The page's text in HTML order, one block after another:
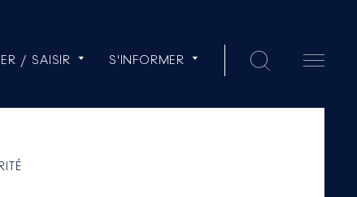
/ SAISIR S'INFORMER